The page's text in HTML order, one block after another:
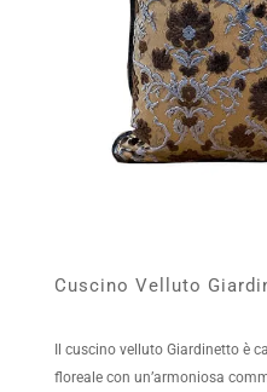
Cuscino Velluto
Il cuscino velluto Giardinetto è
floreale con un’armoniosa